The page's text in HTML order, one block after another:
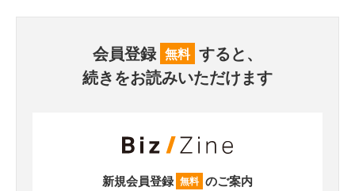
会員登録 無料 すると、
続きをお読みいただけます
新規会員登録 無料 のご案内